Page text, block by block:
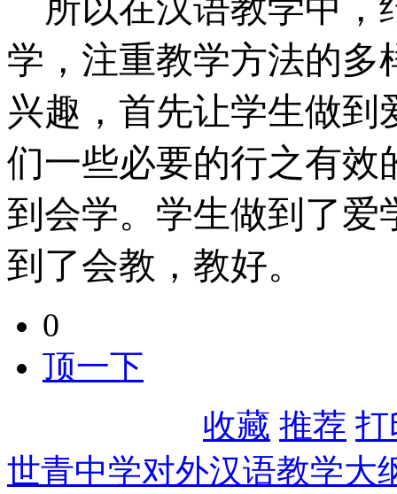
学，注重教学方法的多
兴趣，首先让学生做到
们一些必要的行之有效
到会学。学生做到了爱
到了会教，教好。
0
顶一下
收藏 推荐 打
世青中学对外汉语教学大